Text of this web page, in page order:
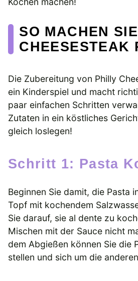
SO MACHEN
CHEESESTEAK
Die Zubereitung von Philly
ein Kinderspiel und macht
paar einfachen Schritten
Zutaten in ein köstliches
gleich loslegen!
Schritt 1: Pasta
Beginnen Sie damit, die Pasta
Topf mit kochendem
Sie darauf, sie al dente zu
Mischen mit der Sauce nicht
dem Abgießen können Sie die
stellen und sich um die